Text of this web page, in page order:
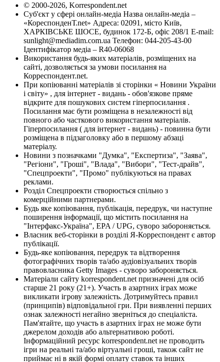
© 2000-2026, Korrespondent.net
Суб'єкт у сфері онлайн-медіа Назва онлайн-медіа –
«КореспонденТ.net» Адреса: 02091, місто Київ,
ХАРКІВСЬКЕ ШОСЕ, будинок 172-Б, офіс 208/1 E-mail:
sunlight@mediadim.com.ua Телефон: 044-205-43-00
Ідентифікатор медіа – R40-06068
Використання будь-яких матеріалів, розміщених на
сайті, дозволяється за умови посилання на
Корреспондент.net.
При копіюванні матеріалів зі сторінки « Новини України
і світу» , для інтернет - видань - обов'язкове пряме
відкрите для пошукових систем гіперпосилання .
Посилання має бути розміщена в незалежності від
повного або часткового використання матеріалів.
Гіперпосилання ( для інтернет - видань) - повинна бути
розміщена в підзаголовку або в першому абзаці
матеріалу.
Новини з позначками "Думка", "Експертиза", "Заява",
"Регіони", "Гроші", "Влада", "Вибори", "Тест-драйв",
"Спецпроекти", "Промо" публікуються на правах
реклами.
Розділ Спецпроекти створюється спільно з
комерційними партнерами.
Будь яке копіювання, публікація, передрук, чи наступне
поширення інформації, що містить посилання на
"Інтерфакс-Україна", EPA / UPG, суворо забороняється.
Власник веб-сторінки в розділі Я-Корреспондент є автор
публікації.
Будь-яке копіювання, передрук та відтворення
фотографічних творів та/або аудіовізуальних творів
правовласника Getty Images - суворо забороняється.
Матеріали сайту korrespondent.net призначені для осіб
старше 21 року (21+). Участь в азартних іграх може
викликати ігрову залежність. Дотримуйтесь правил
(принципів) відповідальної гри. При виявленні перших
ознак залежності негайно зверніться до спеціаліста.
Пам'ятайте, що участь в азартних іграх не може бути
джерелом доходів або альтернативою роботі.
Інформаційний ресурс korrespondent.net не проводить
ігри на реальні та/або віртуальні гроші, також сайт не
приймає ні в якій формі оплату ставок та інших